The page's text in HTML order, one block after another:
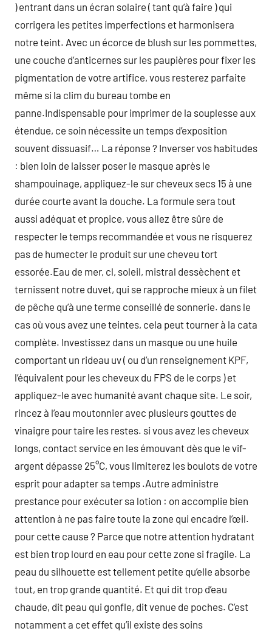
) entrant dans un écran solaire ( tant qu’à faire ) qui
corrigera les petites imperfections et harmonisera
notre teint. Avec un écorce de blush sur les pommettes,
une couche d’anticernes sur les paupières pour fixer les
pigmentation de votre artifice, vous resterez parfaite
même si la clim du bureau tombe en
panne.Indispensable pour imprimer de la souplesse aux
étendue, ce soin nécessite un temps d’exposition
souvent dissuasif… La réponse ? Inverser vos habitudes
: bien loin de laisser poser le masque après le
shampouinage, appliquez-le sur cheveux secs 15 à une
durée courte avant la douche. La formule sera tout
aussi adéquat et propice, vous allez être sûre de
respecter le temps recommandée et vous ne risquerez
pas de humecter le produit sur une cheveu tort
essorée.Eau de mer, cl, soleil, mistral dessèchent et
ternissent notre duvet, qui se rapproche mieux à un filet
de pêche qu’à une terme conseillé de sonnerie. dans le
cas où vous avez une teintes, cela peut tourner à la cata
complète. Investissez dans un masque ou une huile
comportant un rideau uv ( ou d’un renseignement KPF,
l’équivalent pour les cheveux du FPS de le corps ) et
appliquez-le avec humanité avant chaque site. Le soir,
rincez à l’eau moutonnier avec plusieurs gouttes de
vinaigre pour taire les restes. si vous avez les cheveux
longs, contact service en les émouvant dès que le vif-
argent dépasse 25°C, vous limiterez les boulots de votre
esprit pour adapter sa temps .Autre administre
prestance pour exécuter sa lotion : on accomplie bien
attention à ne pas faire toute la zone qui encadre l’œil.
pour cette cause ? Parce que notre attention hydratant
est bien trop lourd en eau pour cette zone si fragile. La
peau du silhouette est tellement petite qu’elle absorbe
tout, en trop grande quantité. Et qui dit trop d’eau
chaude, dit peau qui gonfle, dit venue de poches. C’est
notamment a cet effet qu’il existe des soins